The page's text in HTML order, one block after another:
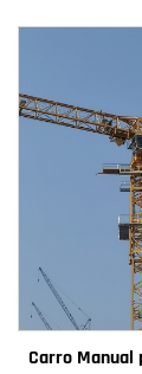
Carro Manual